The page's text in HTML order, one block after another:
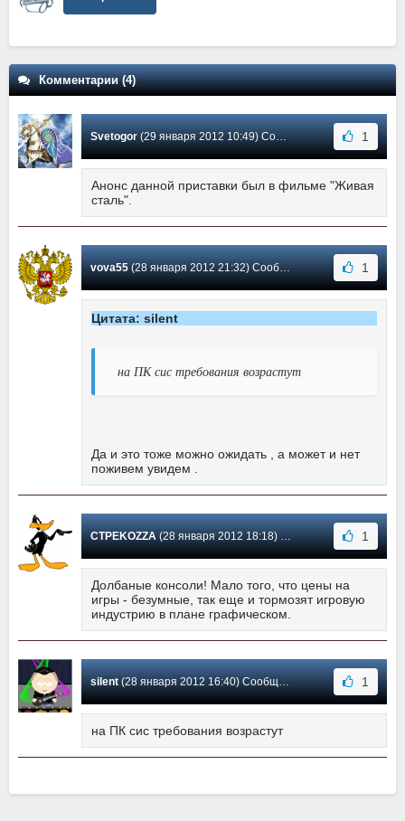
Комментарии (4)
Svetogor(29 января 2012 10:49) Сообщение #4 1
Анонс данной приставки был в фильме "Живая
сталь".
vova55(28 января 2012 21:32) Сообщение #3 1
Цитата: silent
на ПК сис требования возрастут
Да и это тоже можно ожидать , а может и нет
поживем увидем .
CTPEKOZZA(28 января 2012 18:18) Сообщение #2 1
Долбаные консоли! Мало того, что цены на
игры - безумные, так еще и тормозят игровую
индустрию в плане графическом.
silent(28 января 2012 16:40) Сообщение #1 1
на ПК сис требования возрастут